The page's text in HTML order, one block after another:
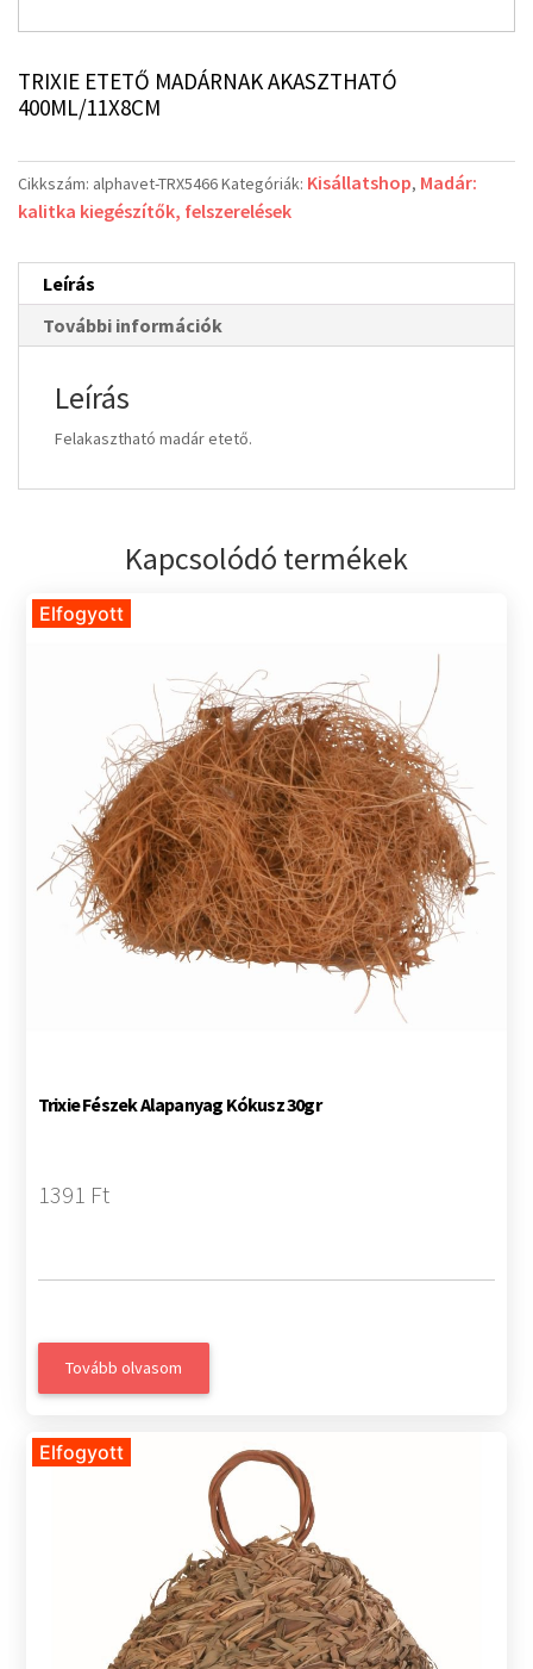
TRIXIE ETETŐ MADÁRNAK AKASZTHATÓ
400ML/11X8CM
Cikkszám: alphavet-TRX5466Kategóriák: Kisállatshop, Madár:
kalitka kiegészítők, felszerelések
Leírás
További információk
Leírás
Felakasztható madár etető.
Kapcsolódó termékek
Elfogyott
Trixie Fészek Alapanyag Kókusz 30gr
1391 Ft
Tovább olvasom
Elfogyott